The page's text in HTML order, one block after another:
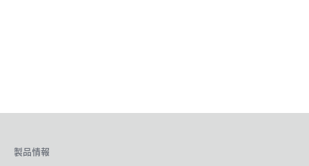
製品情報